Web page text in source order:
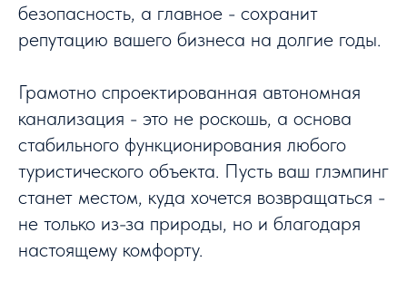
безопасность, а главное - сохранит
репутацию вашего бизнеса на долгие годы.
Грамотно спроектированная автономная
канализация - это не роскошь, а основа
стабильного функционирования любого
туристического объекта. Пусть ваш глэмпинг
станет местом, куда хочется возвращаться -
не только из-за природы, но и благодаря
настоящему комфорту.